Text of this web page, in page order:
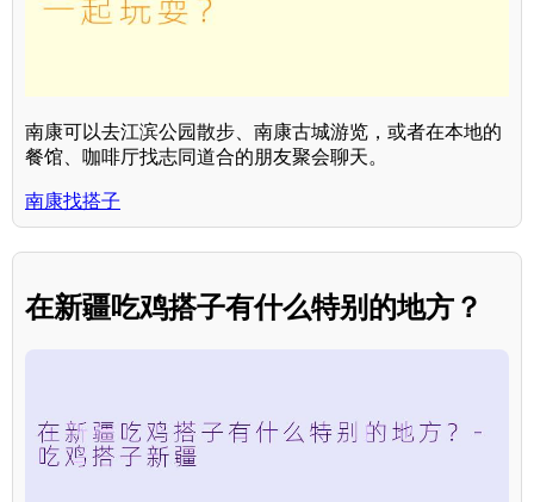
南康可以去江滨公园散步、南康古城游览，或者在本地的
餐馆、咖啡厅找志同道合的朋友聚会聊天。
南康找搭子
在新疆吃鸡搭子有什么特别的地方？